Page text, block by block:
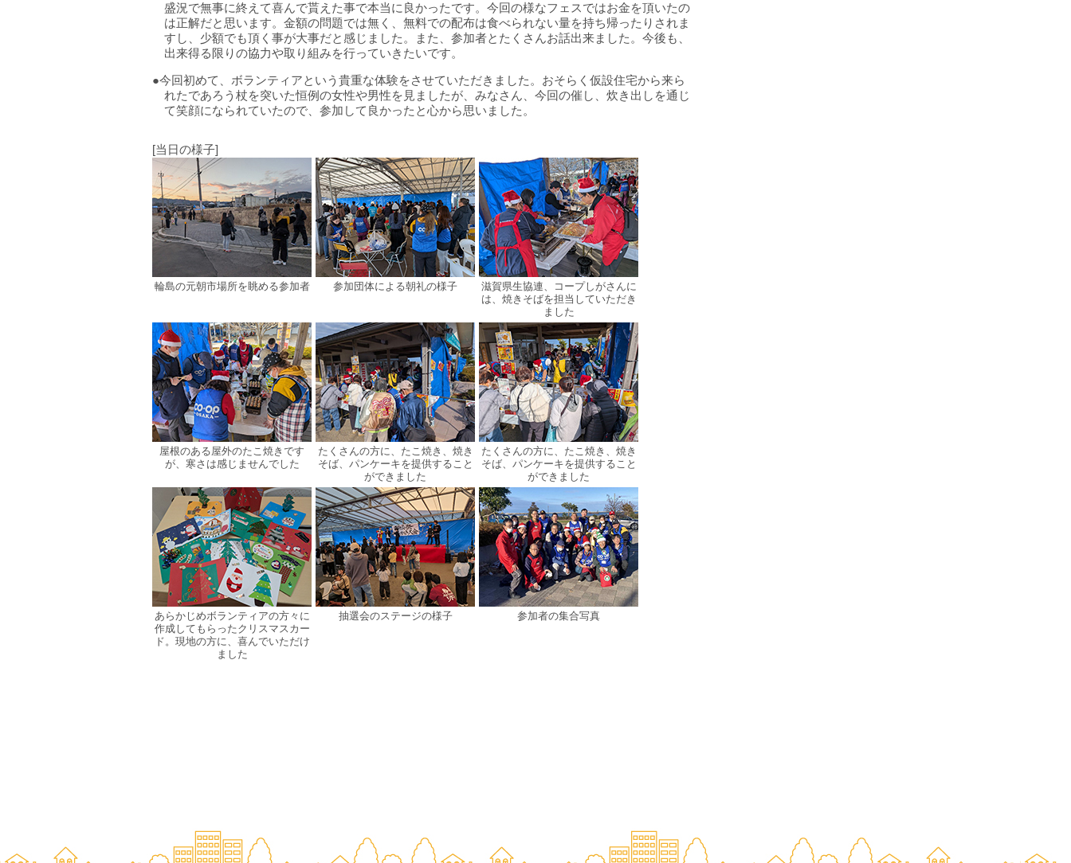
盛況で無事に終えて喜んで貰えた事で本当に良かったです。今回の様なフェスではお金を頂いたの
は正解だと思います。金額の問題では無く、無料での配布は食べられない量を持ち帰ったりされま
すし、少額でも頂く事が大事だと感じました。また、参加者とたくさんお話出来ました。今後も、
出来得る限りの協力や取り組みを行っていきたいです。
●今回初めて、ボランティアという貴重な体験をさせていただきました。おそらく仮設住宅から来ら
れたであろう杖を突いた恒例の女性や男性を見ましたが、みなさん、今回の催し、炊き出しを通じ
て笑顔になられていたので、参加して良かったと心から思いました。
[当日の様子]
輪島の元朝市場所を眺める参加者 参加団体による朝礼の様子
滋賀県生協連、コープしがさんに
は、焼きそばを担当していただき
ました
屋根のある屋外のたこ焼きです
が、寒さは感じませんでした
たくさんの方に、たこ焼き、焼き
そば、パンケーキを提供すること
ができました
たくさんの方に、たこ焼き、焼き
そば、パンケーキを提供すること
ができました
あらかじめボランティアの方々に
作成してもらったクリスマスカー
ド。現地の方に、喜んでいただけ
ました
抽選会のステージの様子 参加者の集合写真